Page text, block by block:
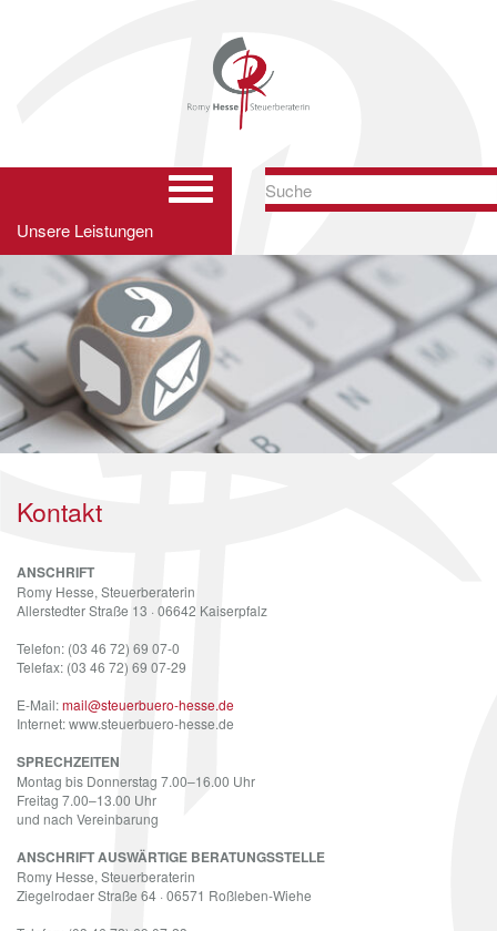
Hauptnavigation
ein-/ausblenden
Unsere Leistungen
Kontakt
ANSCHRIFT
Romy Hesse, Steuerberaterin
Allerstedter Straße 13 · 06642 Kaiserpfalz
Telefon: (03 46 72) 69 07-0
Telefax: (03 46 72) 69 07-29
E-Mail:mail@steuerbuero-hesse.de
Internet: www.steuerbuero-hesse.de
SPRECHZEITEN
Montag bis Donnerstag 7.00–16.00 Uhr
Freitag 7.00–13.00 Uhr
und nach Vereinbarung
ANSCHRIFT AUSWÄRTIGE BERATUNGSSTELLE
Romy Hesse, Steuerberaterin
Ziegelrodaer Straße 64 · 06571 Roßleben-Wiehe